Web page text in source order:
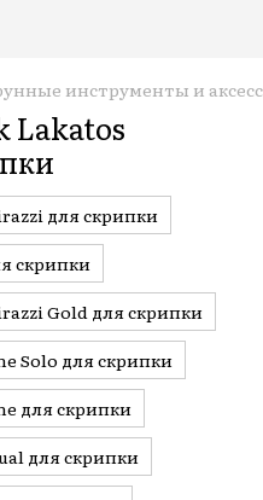
инструменты и
Lakatos
для скрипки
скрипки
Gold для скрипки
Solo для скрипки
для скрипки
для скрипки